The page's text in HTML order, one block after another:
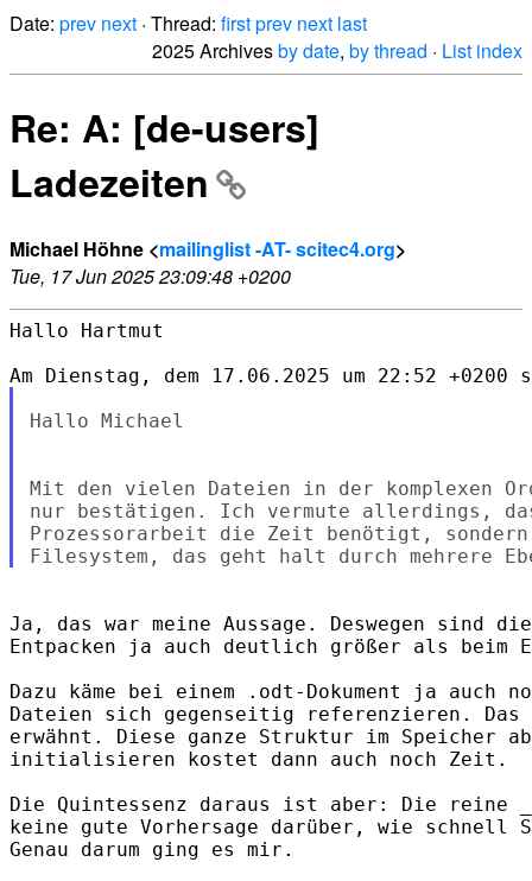
Date: prev next · Thread: firstprev next last
2025 Archivesby date, by thread · List index
Re: A: [de-users]
Ladezeiten
Michael Höhne <mailinglist -AT- scitec4.org>
Tue, 17 Jun 2025 23:09:48 +0200
Hallo Hartmut
Hallo Michael
Mit den vielen Dateien in der komplexen
nur bestätigen. Ich vermute allerdings,
Prozessorarbeit die Zeit benötigt, sondern
Ja, das war meine Aussage. Deswegen sind
Entpacken ja auch deutlich größer als beim
Dazu käme bei einem .odt-Dokument ja auch
Dateien sich gegenseitig referenzieren.
erwähnt. Diese ganze Struktur im Speicher
initialisieren kostet dann auch noch Zeit.
Die Quintessenz daraus ist aber: Die reine
keine gute Vorhersage darüber, wie schnell
Genau darum ging es mir.